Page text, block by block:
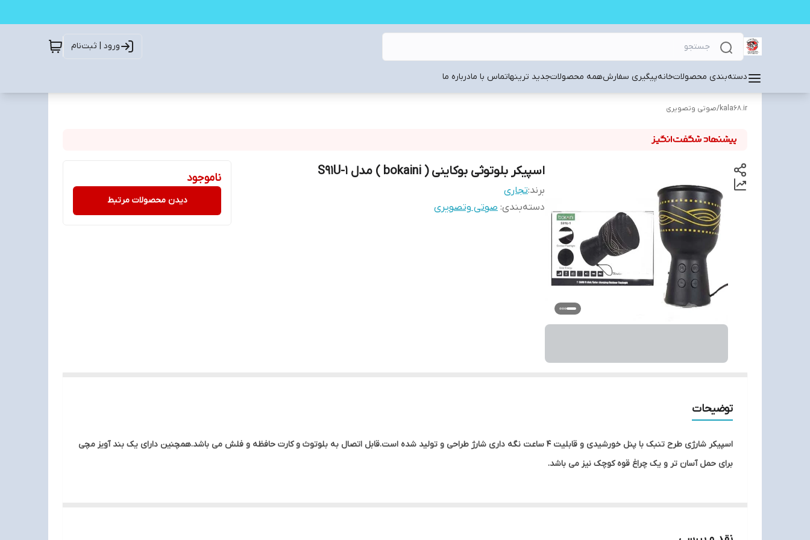
ورود | ثبت‌نام
دسته‌بندی محصولاتخانهپیگیری سفارشهمه محصولاتجدید ترینهاتماس با مادرباره ما
kala68.ir
/صوتی وتصویری
اسپیکر بلوتوثی بوکاینی ( bokaini ) مدل S91U-1
برند:تجاری
دسته‌بندی: صوتی وتصویری
ناموجود
دیدن محصولات مرتبط
توضیحات
اسپیکر شارژی طرح تنبک با پنل خورشیدی و قابلیت 4 ساعت نگه داری شارژ طراحی و تولید شده است.قابل اتصال به بلوتوث و کارت حافظه و فلش می باشد.همچنین دارای یک بند آویز مچی
برای حمل آسان تر و یک چراغ قوه کوچک نیز می باشد.